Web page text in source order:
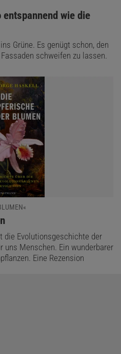
wie die
Grüne. Es genügt schon, den
schweifen zu lassen.
die Evolutionsgeschichte der
uns Menschen. Ein wunderbarer
Eine Rezension